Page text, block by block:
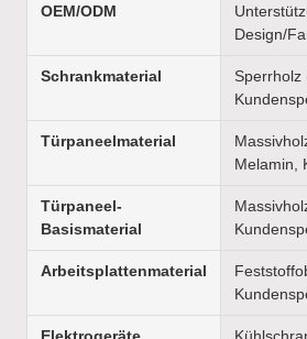
OEM/ODM
Design/
Schrankmaterial
Sperrholz
Türpaneelmaterial
Melamin,
Türpaneel-
Basismaterial
Arbeitsplattenmaterial